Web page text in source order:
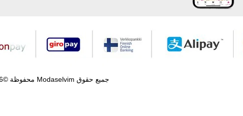
جميع حقوق Modaselvim محفوظة ©2026